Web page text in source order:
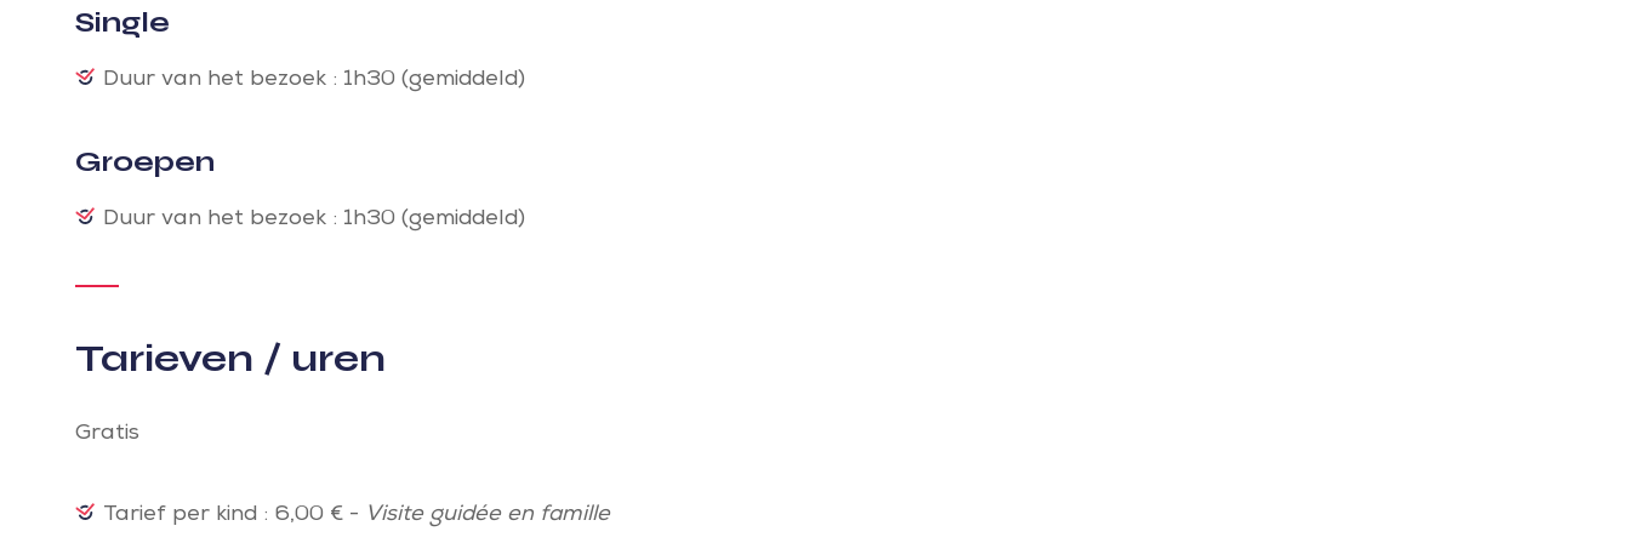
Single
Duur van het bezoek : 1h30 (gemiddeld)
Groepen
Duur van het bezoek : 1h30 (gemiddeld)
Tarieven / uren
Gratis
Tarief per kind : 6,00 € - Visite guidée en famille